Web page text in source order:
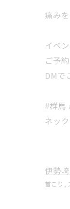
痛み
イベ
ご予
DM
#群馬
ネッ
伊勢
首こり